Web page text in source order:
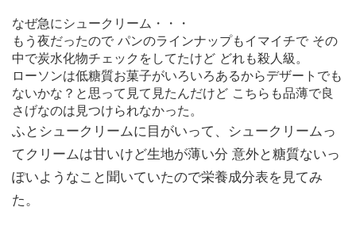
なぜ急にシュークリーム・・・
もう夜だったので パンのラインナップもイマイチで その
中で炭水化物チェックをしてたけど どれも殺人級。
ローソンは低糖質お菓子がいろいろあるからデザートでも
ないかな？と思って見て見たんだけど こちらも品薄で良
さげなのは見つけられなかった。
ふとシュークリームに目がいって、シュークリームっ
てクリームは甘いけど生地が薄い分 意外と糖質ないっ
ぽいようなこと聞いていたので栄養成分表を見てみ
た。